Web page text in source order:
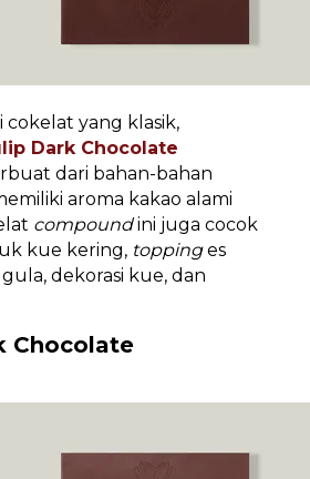
cokelat yang klasik,
Dark Chocolate
dari bahan-bahan
aroma kakao alami
compoundini juga cocok
kue kering, toppinges
dekorasi kue, dan
Chocolate